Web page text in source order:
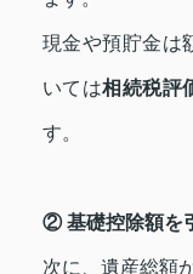
現金や預貯金は
いては相続税評
す。
② 基礎控除額を
次に、遺産総額